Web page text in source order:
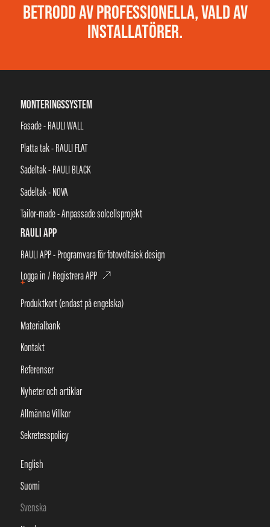
BETRODD AV PROFESSIONELLA, VALD AV
INSTALLATÖRER.
MONTERINGSSYSTEM
Fasade - RAULI WALL
Platta tak - RAULI FLAT
Sadeltak - RAULI BLACK
Sadeltak - NOVA
Tailor-made - Anpassade solcellsprojekt
RAULI APP
RAULI APP - Programvara för fotovoltaisk design
Logga in / Registrera APP
+
Produktkort (endast på engelska)
Materialbank
Kontakt
Referenser
Nyheter och artiklar
Allmänna Villkor
Sekretesspolicy
English
Suomi
Svenska